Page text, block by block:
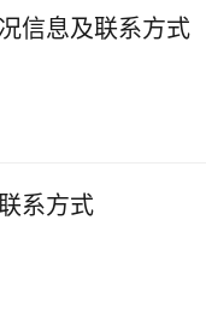
信息及联系方式
系方式